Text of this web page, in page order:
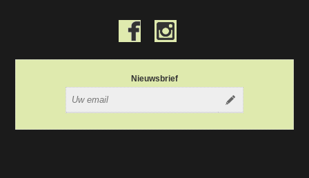
Nieuwsbrief